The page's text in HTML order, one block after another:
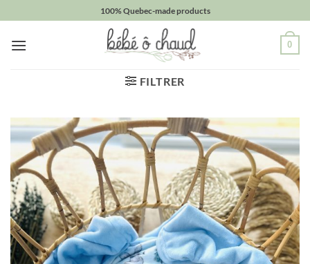
au
contenu
100% Quebec-made products
0
FILTRER